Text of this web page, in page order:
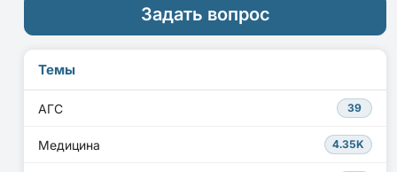
Задать вопрос
Темы
АГС 39
Медицина 4.35K